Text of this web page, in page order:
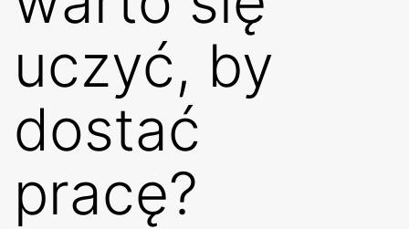
uczyć, by
dostać
pracę?​